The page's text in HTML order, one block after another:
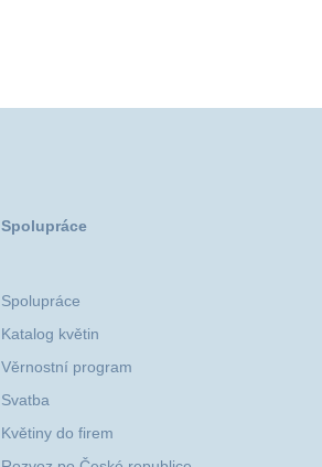
Spolupráce
Spolupráce
Katalog květin
Věrnostní program
Svatba
Květiny do firem